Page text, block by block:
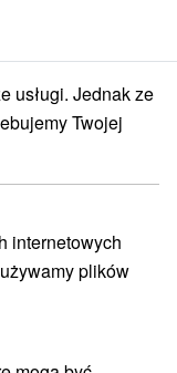
Liptovský Mikuláš
Escaperoom
usługi. Jednak ze
Twojej
internetowych
plików